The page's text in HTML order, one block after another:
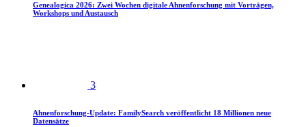
Genealogica 2026: Zwei Wochen digitale Ahnenforschung mit Vorträgen,
Workshops und Austausch
3
Ahnenforschung-Update: FamilySearch veröffentlicht 18 Millionen neue
Datensätze